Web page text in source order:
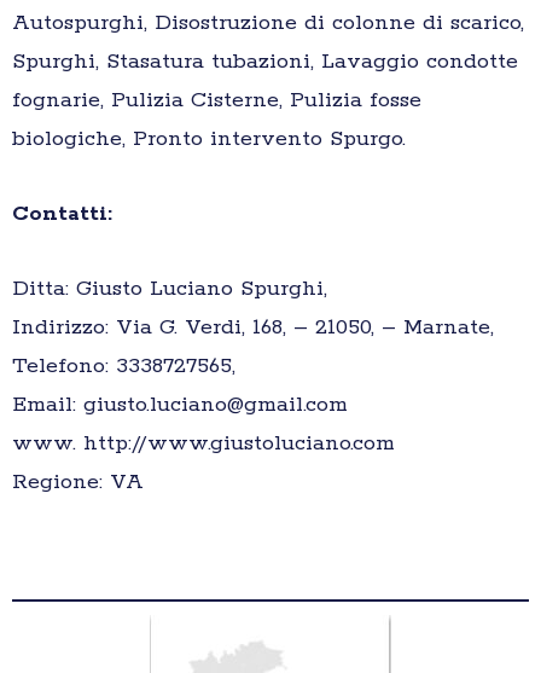
Autospurghi, Disostruzione di colonne di scarico,
Spurghi, Stasatura tubazioni, Lavaggio condotte
fognarie, Pulizia Cisterne, Pulizia fosse
biologiche, Pronto intervento Spurgo.
Contatti:
Ditta: Giusto Luciano Spurghi,
Indirizzo: Via G. Verdi, 168, – 21050, – Marnate,
Telefono: 3338727565,
Email: giusto.luciano@gmail.com
www. http://www.giustoluciano.com
Regione: VA